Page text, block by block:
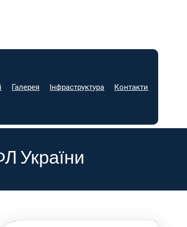
Галерея Інфраструктура Контакти
України